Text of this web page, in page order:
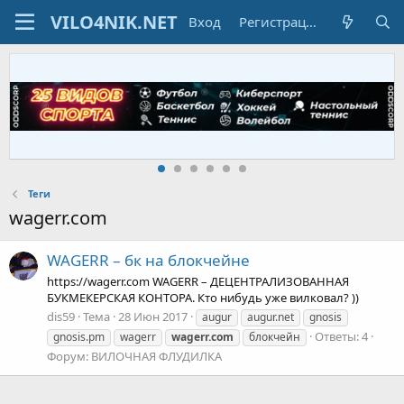
Вход Регистрация
Теги
wagerr.com
WAGERR – бк на блокчейне
https://wagerr.com WAGERR – ДЕЦЕНТРАЛИЗОВАННАЯ
БУКМЕКЕРСКАЯ КОНТОРА. Кто нибудь уже вилковал? ))
dis59 Тема 28 Июн 2017 augur augur.net
gnosis
gnosis.pm
wagerr wagerr.com блокчейн
Ответы: 4
Форум: ВИЛОЧНАЯ ФЛУДИЛКА